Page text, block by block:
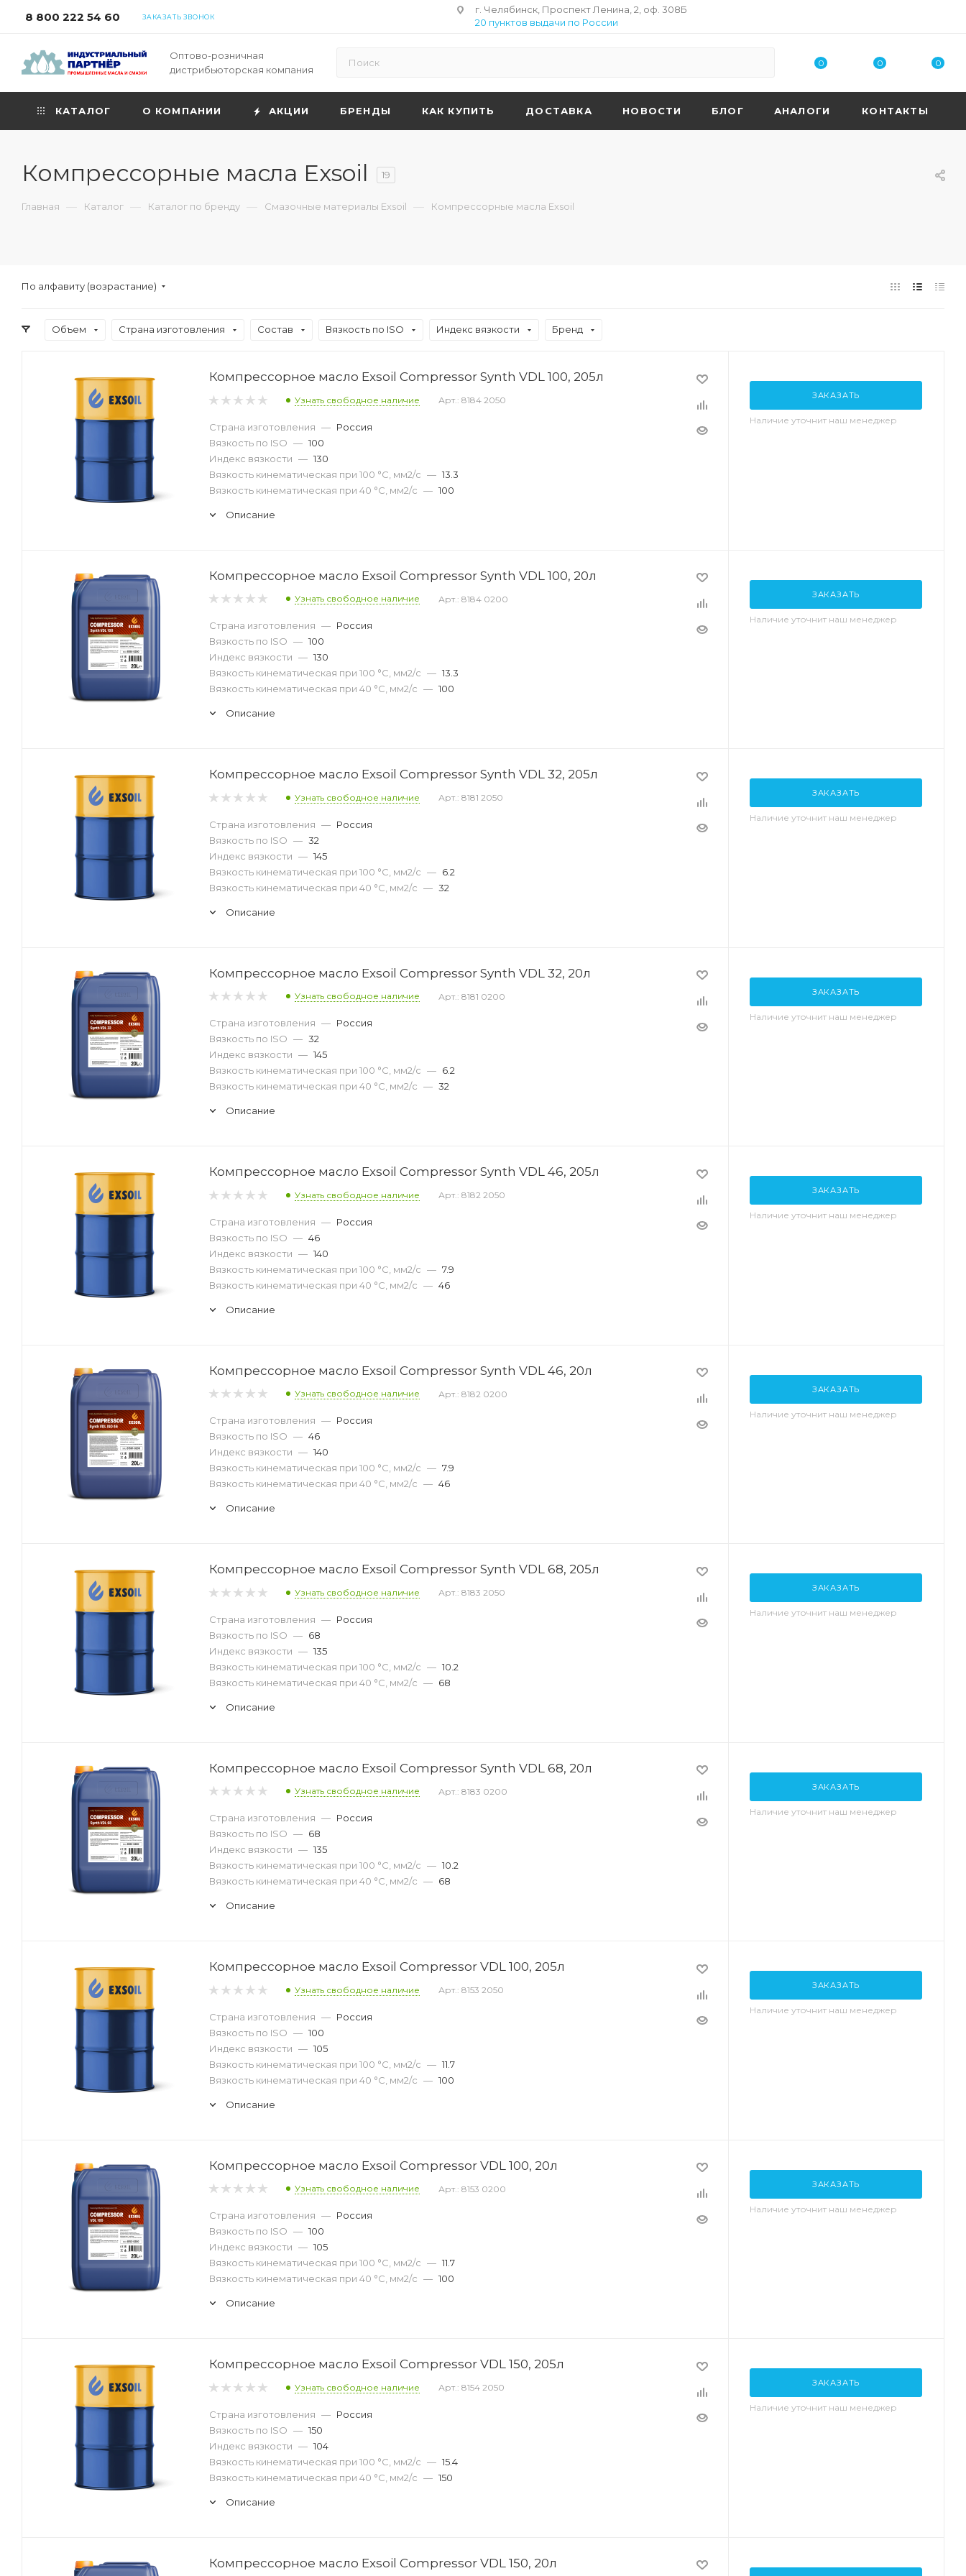
8 800 222 54 60 ЗАКАЗАТЬ ЗВОНОК
г. Челябинск, Проспект Ленина, 2, оф. 308Б
20 пунктов выдачи по России
Оптово-розничная
дистрибьюторская компания
0 0 0
КАТАЛОГ О КОМПАНИИ АКЦИИ БРЕНДЫ КАК КУПИТЬ ДОСТАВКА НОВОСТИ БЛОГ АНАЛОГИ КОНТАКТЫ
Компрессорные масла Exsoil 19
Главная — Каталог — Каталог по бренду — Смазочные материалы Exsoil — Компрессорные масла Exsoil
По алфавиту (возрастание)
Объем Страна изготовления Состав Вязкость по ISO Индекс вязкости Бренд
Компрессорное масло Exsoil Compressor Synth VDL 100, 205л
Узнать свободное наличие Арт.: 8184 2050
Страна изготовления — Россия
Вязкость по ISO — 100
Индекс вязкости — 130
Вязкость кинематическая при 100 °С, мм2/с — 13.3
Вязкость кинематическая при 40 °С, мм2/с — 100
Описание
ЗАКАЗАТЬ
Наличие уточнит наш менеджер
Компрессорное масло Exsoil Compressor Synth VDL 100, 20л
Узнать свободное наличие Арт.: 8184 0200
Страна изготовления — Россия
Вязкость по ISO — 100
Индекс вязкости — 130
Вязкость кинематическая при 100 °С, мм2/с — 13.3
Вязкость кинематическая при 40 °С, мм2/с — 100
Описание
ЗАКАЗАТЬ
Наличие уточнит наш менеджер
Компрессорное масло Exsoil Compressor Synth VDL 32, 205л
Узнать свободное наличие Арт.: 8181 2050
Страна изготовления — Россия
Вязкость по ISO — 32
Индекс вязкости — 145
Вязкость кинематическая при 100 °С, мм2/с — 6.2
Вязкость кинематическая при 40 °С, мм2/с — 32
Описание
ЗАКАЗАТЬ
Наличие уточнит наш менеджер
Компрессорное масло Exsoil Compressor Synth VDL 32, 20л
Узнать свободное наличие Арт.: 8181 0200
Страна изготовления — Россия
Вязкость по ISO — 32
Индекс вязкости — 145
Вязкость кинематическая при 100 °С, мм2/с — 6.2
Вязкость кинематическая при 40 °С, мм2/с — 32
Описание
ЗАКАЗАТЬ
Наличие уточнит наш менеджер
Компрессорное масло Exsoil Compressor Synth VDL 46, 205л
Узнать свободное наличие Арт.: 8182 2050
Страна изготовления — Россия
Вязкость по ISO — 46
Индекс вязкости — 140
Вязкость кинематическая при 100 °С, мм2/с — 7.9
Вязкость кинематическая при 40 °С, мм2/с — 46
Описание
ЗАКАЗАТЬ
Наличие уточнит наш менеджер
Компрессорное масло Exsoil Compressor Synth VDL 46, 20л
Узнать свободное наличие Арт.: 8182 0200
Страна изготовления — Россия
Вязкость по ISO — 46
Индекс вязкости — 140
Вязкость кинематическая при 100 °С, мм2/с — 7.9
Вязкость кинематическая при 40 °С, мм2/с — 46
Описание
ЗАКАЗАТЬ
Наличие уточнит наш менеджер
Компрессорное масло Exsoil Compressor Synth VDL 68, 205л
Узнать свободное наличие Арт.: 8183 2050
Страна изготовления — Россия
Вязкость по ISO — 68
Индекс вязкости — 135
Вязкость кинематическая при 100 °С, мм2/с — 10.2
Вязкость кинематическая при 40 °С, мм2/с — 68
Описание
ЗАКАЗАТЬ
Наличие уточнит наш менеджер
Компрессорное масло Exsoil Compressor Synth VDL 68, 20л
Узнать свободное наличие Арт.: 8183 0200
Страна изготовления — Россия
Вязкость по ISO — 68
Индекс вязкости — 135
Вязкость кинематическая при 100 °С, мм2/с — 10.2
Вязкость кинематическая при 40 °С, мм2/с — 68
Описание
ЗАКАЗАТЬ
Наличие уточнит наш менеджер
Компрессорное масло Exsoil Compressor VDL 100, 205л
Узнать свободное наличие Арт.: 8153 2050
Страна изготовления — Россия
Вязкость по ISO — 100
Индекс вязкости — 105
Вязкость кинематическая при 100 °С, мм2/с — 11.7
Вязкость кинематическая при 40 °С, мм2/с — 100
Описание
ЗАКАЗАТЬ
Наличие уточнит наш менеджер
Компрессорное масло Exsoil Compressor VDL 100, 20л
Узнать свободное наличие Арт.: 8153 0200
Страна изготовления — Россия
Вязкость по ISO — 100
Индекс вязкости — 105
Вязкость кинематическая при 100 °С, мм2/с — 11.7
Вязкость кинематическая при 40 °С, мм2/с — 100
Описание
ЗАКАЗАТЬ
Наличие уточнит наш менеджер
Компрессорное масло Exsoil Compressor VDL 150, 205л
Узнать свободное наличие Арт.: 8154 2050
Страна изготовления — Россия
Вязкость по ISO — 150
Индекс вязкости — 104
Вязкость кинематическая при 100 °С, мм2/с — 15.4
Вязкость кинематическая при 40 °С, мм2/с — 150
Описание
ЗАКАЗАТЬ
Наличие уточнит наш менеджер
Компрессорное масло Exsoil Compressor VDL 150, 20л